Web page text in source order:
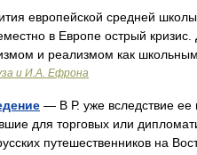
европейской средней
в Европе острый
и реализмом как
и И.А. Ефрона
— В Р. уже вследствие ее
для торговых или
путешественников на